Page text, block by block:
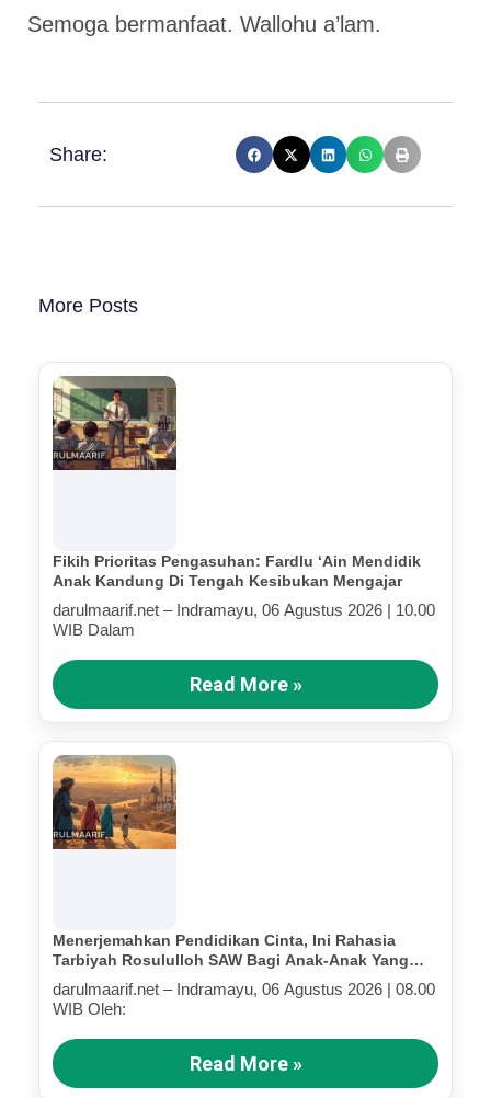
Semoga bermanfaat. Wallohu a’lam.
Share:
More Posts
Fikih Prioritas Pengasuhan: Fardlu ‘Ain Mendidik
Anak Kandung Di Tengah Kesibukan Mengajar
darulmaarif.net – Indramayu, 06 Agustus 2026 | 10.00
WIB Dalam
Read More »
Menerjemahkan Pendidikan Cinta, Ini Rahasia
Tarbiyah Rosululloh SAW Bagi Anak-Anak Yang
Terluka (Bagian IV)
darulmaarif.net – Indramayu, 06 Agustus 2026 | 08.00
WIB Oleh:
Read More »